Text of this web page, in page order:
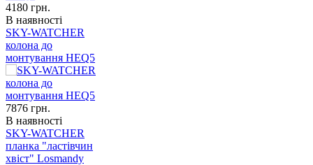
4180 грн.
В наявності
SKY-WATCHER
колона до
монтування HEQ5
7876 грн.
В наявності
SKY-WATCHER
планка "ластівчин
хвіст" Losmandy